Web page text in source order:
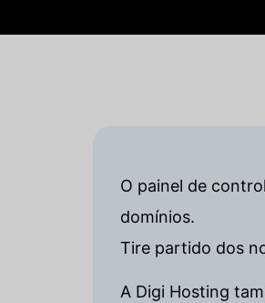
O painel de
domínios.
Tire partido dos
A Digi Hosting